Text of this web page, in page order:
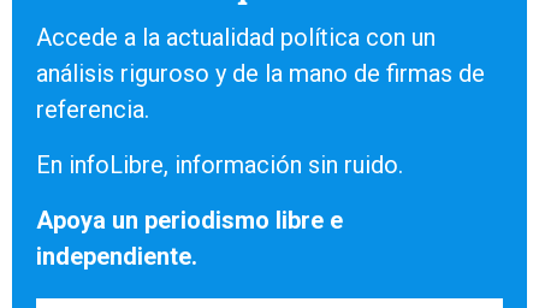
Accede a la actualidad política con un
análisis riguroso y de la mano de firmas de
referencia.
En infoLibre, información sin ruido.
Apoya un periodismo libre e
independiente.